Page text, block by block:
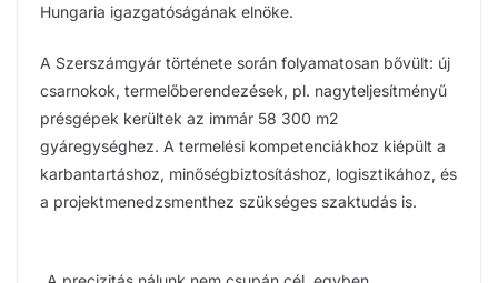
Hungaria igazgatóságának elnöke.
A Szerszámgyár története során folyamatosan bővült: új
csarnokok, termelőberendezések, pl. nagyteljesítményű
présgépek kerültek az immár 58 300 m2
gyáregységhez. A termelési kompetenciákhoz kiépült a
karbantartáshoz, minőségbiztosításhoz, logisztikához, és
a projektmenedzsmenthez szükséges szaktudás is.